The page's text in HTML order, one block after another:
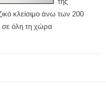
κλείσιμο άνω των 200
σε όλη τη χώρα